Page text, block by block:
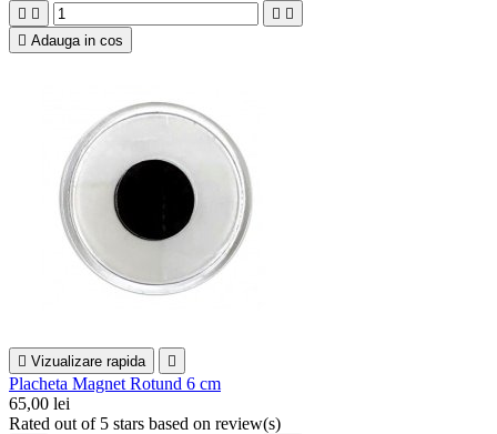
   
 Adauga in cos
 Vizualizare rapida 
Placheta Magnet Rotund 6 cm
65,00 lei
Rated out of 5 stars based on review(s)